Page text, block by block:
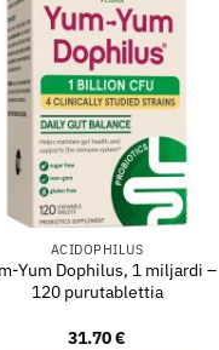
ACIDOPHILUS
Yum Dophilus, 1 miljardi –
120 purutablettia
31.70€